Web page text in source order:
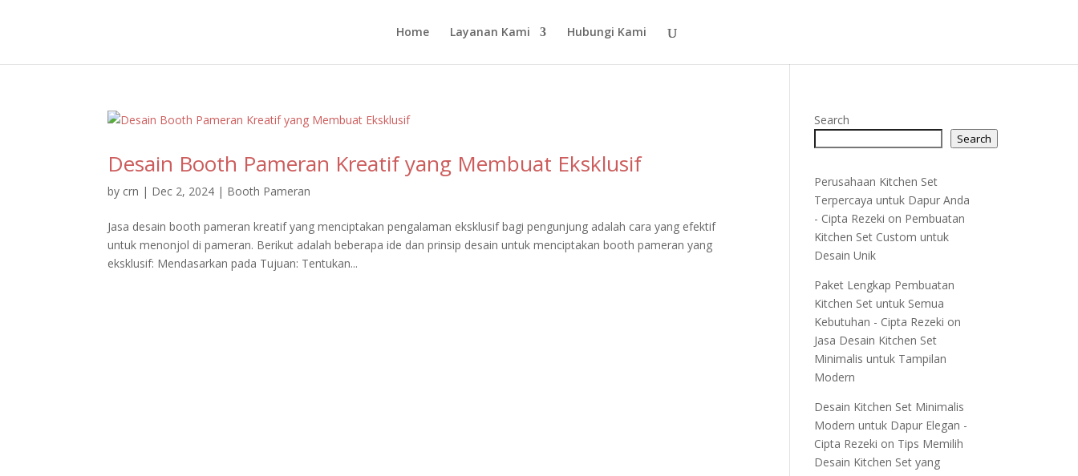
Home Layanan Kami Hubungi Kami
Desain Booth Pameran Kreatif yang Membuat Eksklusif
by crn | Dec 2, 2024 | Booth Pameran
Jasa desain booth pameran kreatif yang menciptakan pengalaman eksklusif bagi pengunjung adalah cara yang efektif
untuk menonjol di pameran. Berikut adalah beberapa ide dan prinsip desain untuk menciptakan booth pameran yang
eksklusif: Mendasarkan pada Tujuan: Tentukan...
Search
Search
Perusahaan Kitchen Set
Terpercaya untuk Dapur Anda
- Cipta Rezeki on Pembuatan
Kitchen Set Custom untuk
Desain Unik
Paket Lengkap Pembuatan
Kitchen Set untuk Semua
Kebutuhan - Cipta Rezeki on
Jasa Desain Kitchen Set
Minimalis untuk Tampilan
Modern
Desain Kitchen Set Minimalis
Modern untuk Dapur Elegan -
Cipta Rezeki on Tips Memilih
Desain Kitchen Set yang